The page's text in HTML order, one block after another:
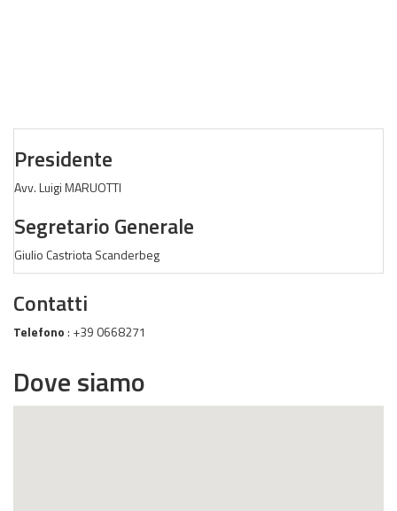
Presidente
Avv. Luigi MARUOTTI
Segretario Generale
Giulio Castriota Scanderbeg
Contatti
Telefono: +39 0668271
Dove siamo